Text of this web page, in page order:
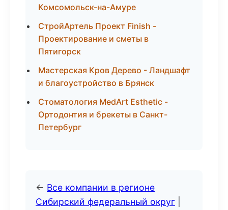
Комсомольск-на-Амуре
СтройАртель Проект Finish -
Проектирование и сметы в
Пятигорск
Мастерская Кров Дерево - Ландшафт
и благоустройство в Брянск
Стоматология MedArt Esthetic -
Ортодонтия и брекеты в Санкт-
Петербург
← Все компании в регионе
Сибирский федеральный округ